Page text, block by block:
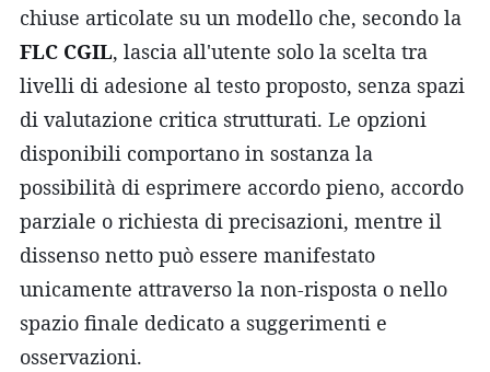
chiuse articolate su un modello che, secondo la
FLC CGIL, lascia all'utente solo la scelta tra
livelli di adesione al testo proposto, senza spazi
di valutazione critica strutturati. Le opzioni
disponibili comportano in sostanza la
possibilità di esprimere accordo pieno, accordo
parziale o richiesta di precisazioni, mentre il
dissenso netto può essere manifestato
unicamente attraverso la non-risposta o nello
spazio finale dedicato a suggerimenti e
osservazioni.